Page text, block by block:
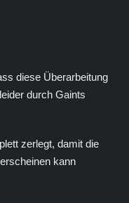
diese Überarbeitung
durch Gaints
zerlegt, damit die
kann